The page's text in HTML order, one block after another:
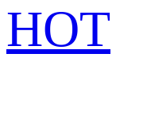
HOT